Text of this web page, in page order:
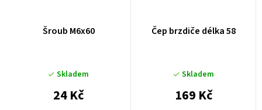
Šroub M6x60
Skladem
24 Kč
Čep brzdiče délka 58
Skladem
169 Kč